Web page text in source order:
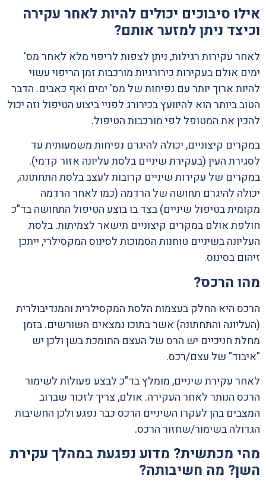
אילו סיבוכים יכולים להיות לאחר עקירה
וכיצד ניתן למזער אותם?
לאחר עקירות רגילות, ניתן לצפות לריפוי מלא לאחר מס'
ימים אולם בעקירות כירורגיות מורכבות זמן הריפוי עשוי
להיות ארוך יותר עם נפיחות של מס' ימים ואף כאבים. הדבר
הטוב ביותר הוא להיוועץ בכירורג לפניי ביצוע הטיפול וזה יכול
להכין את המטופל לפי מורכבות הטיפול.
במקרים קיצוניים, יכולה להיגרם נפיחות משמעותית עד
לסגירת העין (בעקירת שיניים בלסת עליונה אזור קדמי).
במקרים של עקירות שיניים קרובות לעצב בלסת התחתונה,
יכולה להיגרם תחושה של הרדמה (כמו לאחר הרדמה
מקומית בטיפול שיניים) בצד בו בוצע הטיפול התחושה בד"כ
חולפת אולם במקרים קיצוניים תישאר לצמיתות. בלסת
העליונה בשיניים טוחנות הסמוכות לסינוס המקסילרי, ייתכן
זיהום בסינוס.
מהו הרכס?
הרכס היא החלק בעצמות הלסת המקסילרית והמנדיבולרית
(העליונה והתחתונה) אשר בתוכו נמצאים השורשים. בזמן
מחלת חניכיים יש הרס של העצם התומכת בשן ולכן יש
"איבוד" של עצם/רכס.
לאחר עקירת שיניים, מומלץ בד"כ לבצע פעולות לשימור
הרכס הנותר לאחר העקירה. אולם, צריך לזכור שברוב
המצבים בהן לעקרו השיניים הרכס כבר נפגע ולכן החשיבות
הגדולה בשימור/שחזור הרכס.
מהי מכתשית? מדוע נפגעת במהלך עקירת
השן? מה חשיבותה?